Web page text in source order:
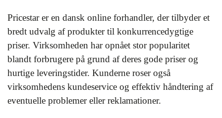
Pricestar er en dansk online forhandler, der tilbyder et
bredt udvalg af produkter til konkurrencedygtige
priser. Virksomheden har opnået stor popularitet
blandt forbrugere på grund af deres gode priser og
hurtige leveringstider. Kunderne roser også
virksomhedens kundeservice og effektiv håndtering af
eventuelle problemer eller reklamationer.